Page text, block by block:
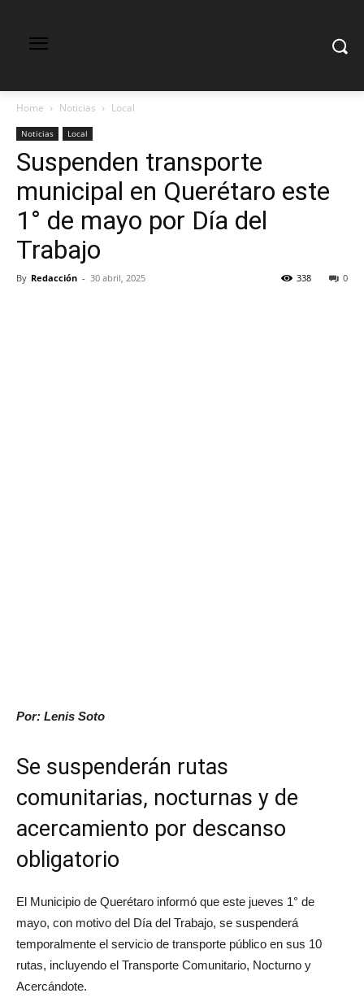
Home Noticias Local
Noticias Local
Suspenden transporte
municipal en Querétaro este
1° de mayo por Día del
Trabajo
By Redacción - 30 abril, 2025 0
338
Por: Lenis Soto
Se suspenderán rutas
comunitarias, nocturnas y de
acercamiento por descanso
obligatorio
El Municipio de Querétaro informó que este jueves 1° de
mayo, con motivo del Día del Trabajo, se suspenderá
temporalmente el servicio de transporte público en sus 10
rutas, incluyendo el Transporte Comunitario, Nocturno y
Acercándote.